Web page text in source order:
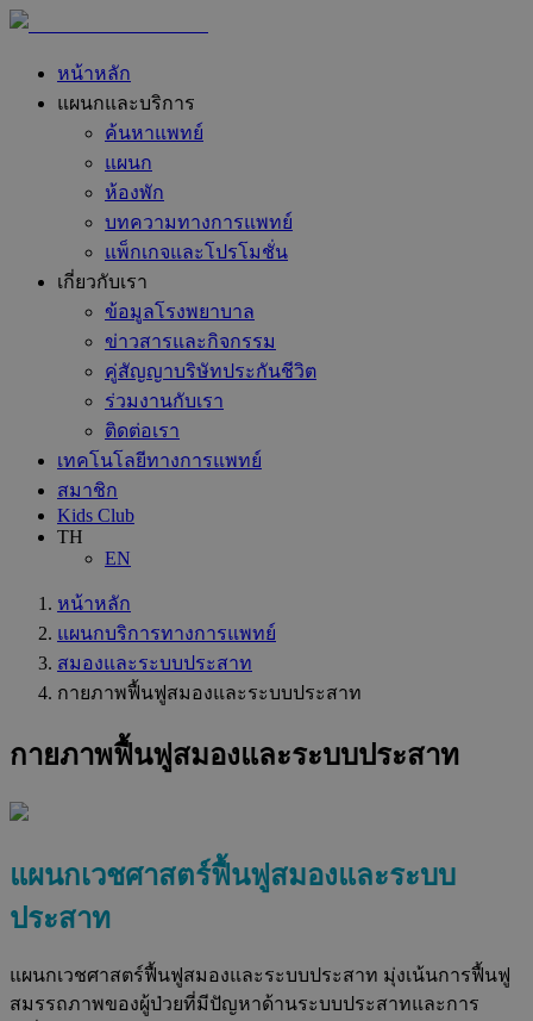
หน้าหลัก
แผนกและบริการ
ค้นหาแพทย์
แผนก
ห้องพัก
บทความทางการแพทย์
แพ็กเกจและโปรโมชั่น
เกี่ยวกับเรา
ข้อมูลโรงพยาบาล
ข่าวสารและกิจกรรม
คู่สัญญาบริษัทประกันชีวิต
ร่วมงานกับเรา
ติดต่อเรา
เทคโนโลยีทางการแพทย์
สมาชิก
Kids Club
TH
EN
หน้าหลัก
แผนกบริการทางการแพทย์
สมองและระบบประสาท
กายภาพฟื้นฟูสมองและระบบประสาท
กายภาพฟื้นฟูสมองและระบบประสาท
แผนกเวชศาสตร์ฟื้นฟูสมองและระบบ
ประสาท
แผนกเวชศาสตร์ฟื้นฟูสมองและระบบประสาท มุ่งเน้นการฟื้นฟู
สมรรถภาพของผู้ป่วยที่มีปัญหาด้านระบบประสาทและการ